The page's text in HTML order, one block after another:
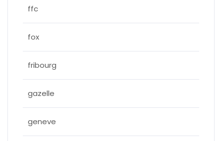
ffc
fox
fribourg
gazelle
geneve